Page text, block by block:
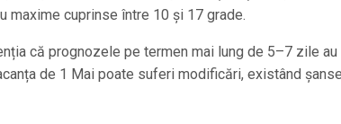
maxime cuprinse între 10 și 17 grade.
că prognozele pe termen mai lung de 5–7 zile
de 1 Mai poate suferi modificări, existând